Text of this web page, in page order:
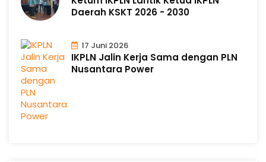
Daerah KSKT 2026 - 2030
17 Juni 2026
IKPLN Jalin Kerja Sama dengan PLN
Nusantara Power